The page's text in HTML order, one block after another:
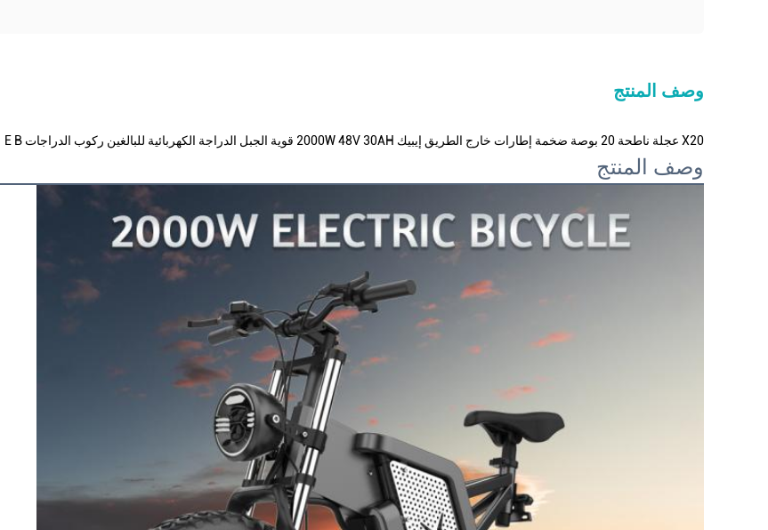
وصف المنتج
X20 عجلة ناطحة 20 بوصة ضخمة إطارات خارج الطريق إيبيك 2000W 48V 30AH قوية الجبل الدراجة الكهربائية للبالغين ركوب الدراجات E B
وصف المنتج